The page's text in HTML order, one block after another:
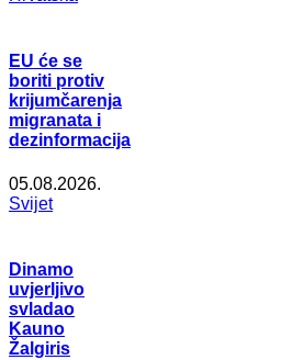
EU će se
boriti protiv
krijumčarenja
migranata i
dezinformacija
05.08.2026.
Svijet
Dinamo
uvjerljivo
svladao
Kauno
Žalgiris